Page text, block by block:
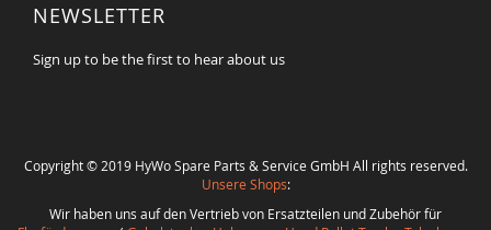
NEWSLETTER
Sign up to be the first to hear about us
Copyright © 2019 HyWo Spare Parts & Service GmbH All rights reserved.
Unsere Shops:
Wir haben uns auf den Vertrieb von Ersatzteilen und Zubehör für